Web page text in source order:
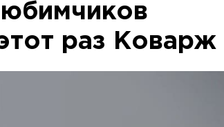
раз Коварж